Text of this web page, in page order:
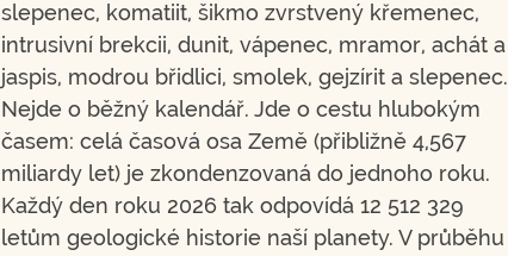
slepenec, komatiit, šikmo zvrstvený křemenec,
intrusivní brekcii, dunit, vápenec, mramor, achát a
jaspis, modrou břidlici, smolek, gejzírit a slepenec.
Nejde o běžný kalendář. Jde o cestu hlubokým
časem: celá časová osa Země (přibližně 4,567
miliardy let) je zkondenzovaná do jednoho roku.
Každý den roku 2026 tak odpovídá 12 512 329
letům geologické historie naší planety. V průběhu